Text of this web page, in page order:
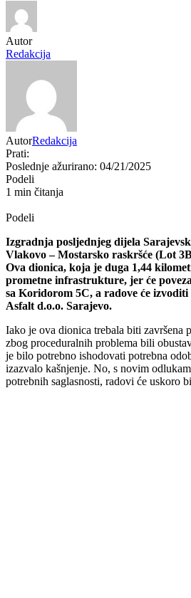
Autor
Redakcija
AutorRedakcija
Prati:
Poslednje ažurirano: 04/21/2025
Podeli
1 min čitanja
Podeli
Izgradnja posljednjeg dijela
Vlakovo – Mostarsko raskršće (Lot
Ova dionica, koja je duga 1,44
prometne infrastrukture, jer će
sa Koridorom 5C, a radove će
Asfalt d.o.o. Sarajevo.
Iako je ova dionica trebala biti završena
zbog proceduralnih problema bili
je bilo potrebno ishodovati potrebna
izazvalo kašnjenje. No, s novim
potrebnih saglasnosti, radovi će uskoro